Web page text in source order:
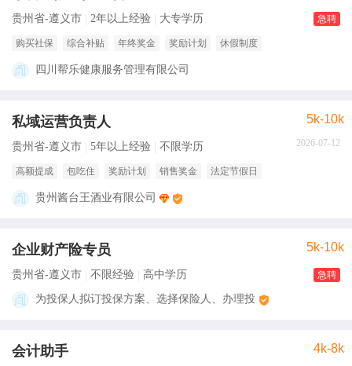
贵州省-遵义市 2年以上经验 大专学历 急聘
购买社保 综合补贴 年终奖金 奖励计划 休假制度
四川帮乐健康服务管理有限公司
私域运营负责人 5k-10k
2026-07-12
贵州省-遵义市 5年以上经验 不限学历
高额提成 包吃住 奖励计划 销售奖金 法定节假日
贵州酱台王酒业有限公司
企业财产险专员 5k-10k
贵州省-遵义市 不限经验 高中学历 急聘
为投保人拟订投保方案、选择保险人、办理投
会计助手 4k-8k